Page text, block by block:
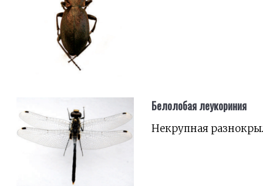
Белолобая леукориния
Некрупная